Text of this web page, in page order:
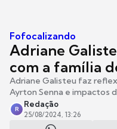
Fofocalizando
Adriane
com a família
Adriane Galisteu faz
Ayrton Senna e impactos
R
Redação
25/08/2024, 13:26